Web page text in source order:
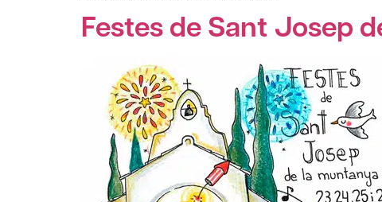
Festes de Sant Josep